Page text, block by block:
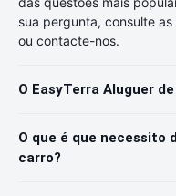
sua pergunta, consulte
ou contacte-nos.
O EasyTerra Aluguer
O que é que necessito
carro?